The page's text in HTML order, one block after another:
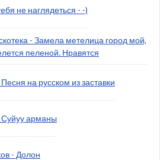
не наглядеться - -)
- Замела метелица город мой,
пеленой. Нравятся
на русском из заставки
Суйуу арманы
- Долон